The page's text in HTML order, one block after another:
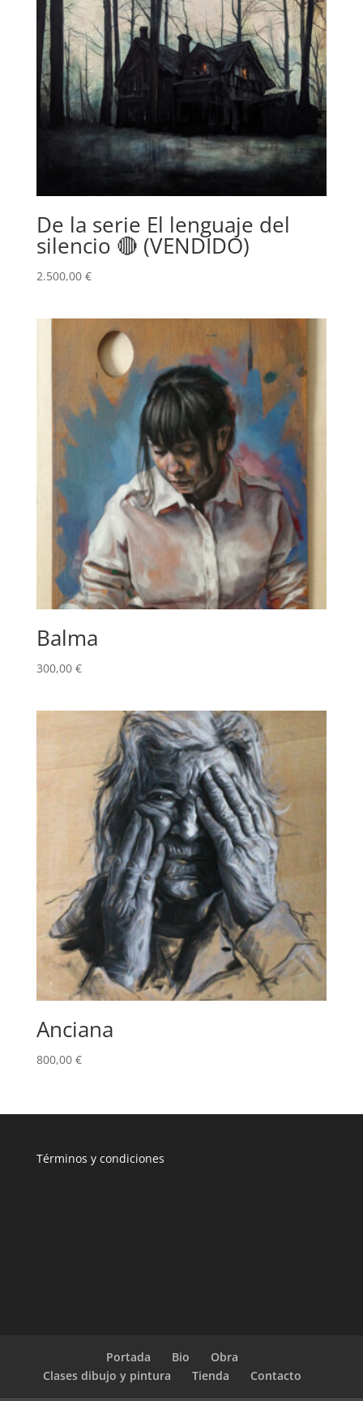
De la serie El lenguaje del
silencio 🔴 (VENDIDO)
2.500,00 €
Balma
300,00 €
Anciana
800,00 €
Términos y condiciones
Portada Bio
Obra
Clases dibujo y pintura
Tienda Contacto